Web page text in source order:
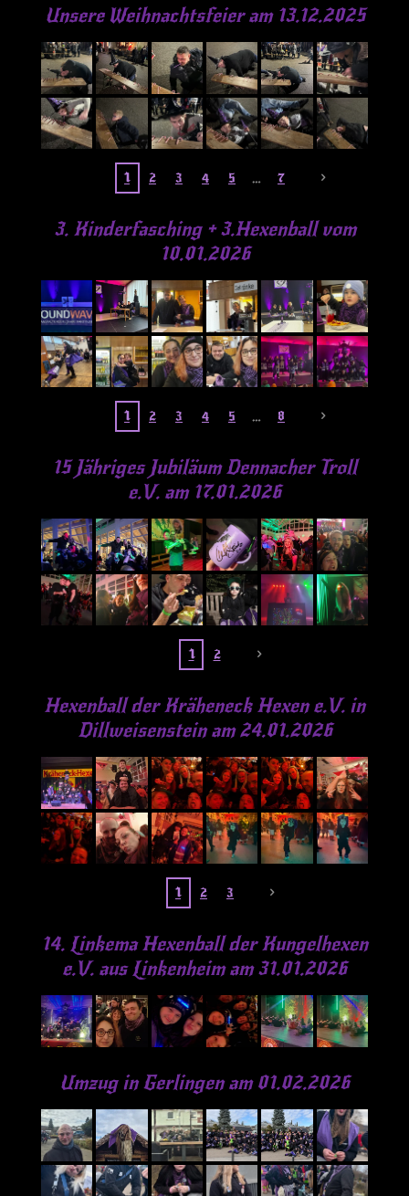
Unsere Weihnachtsfeier am 13.12.2025
1 2 3 4 5 7
3. Kinderfasching + 3.Hexenball vom
10.01.2026
1 2 3 4 5 8
15 Jähriges Jubiläum Dennacher Troll
e.V. am 17.01.2026
1 2
Hexenball der Kräheneck Hexen e.V. in
Dillweisenstein am 24.01.2026
1 2 3
14. Linkema Hexenball der Kungelhexen
e.V. aus Linkenheim am 31.01.2026
Umzug in Gerlingen am 01.02.2026